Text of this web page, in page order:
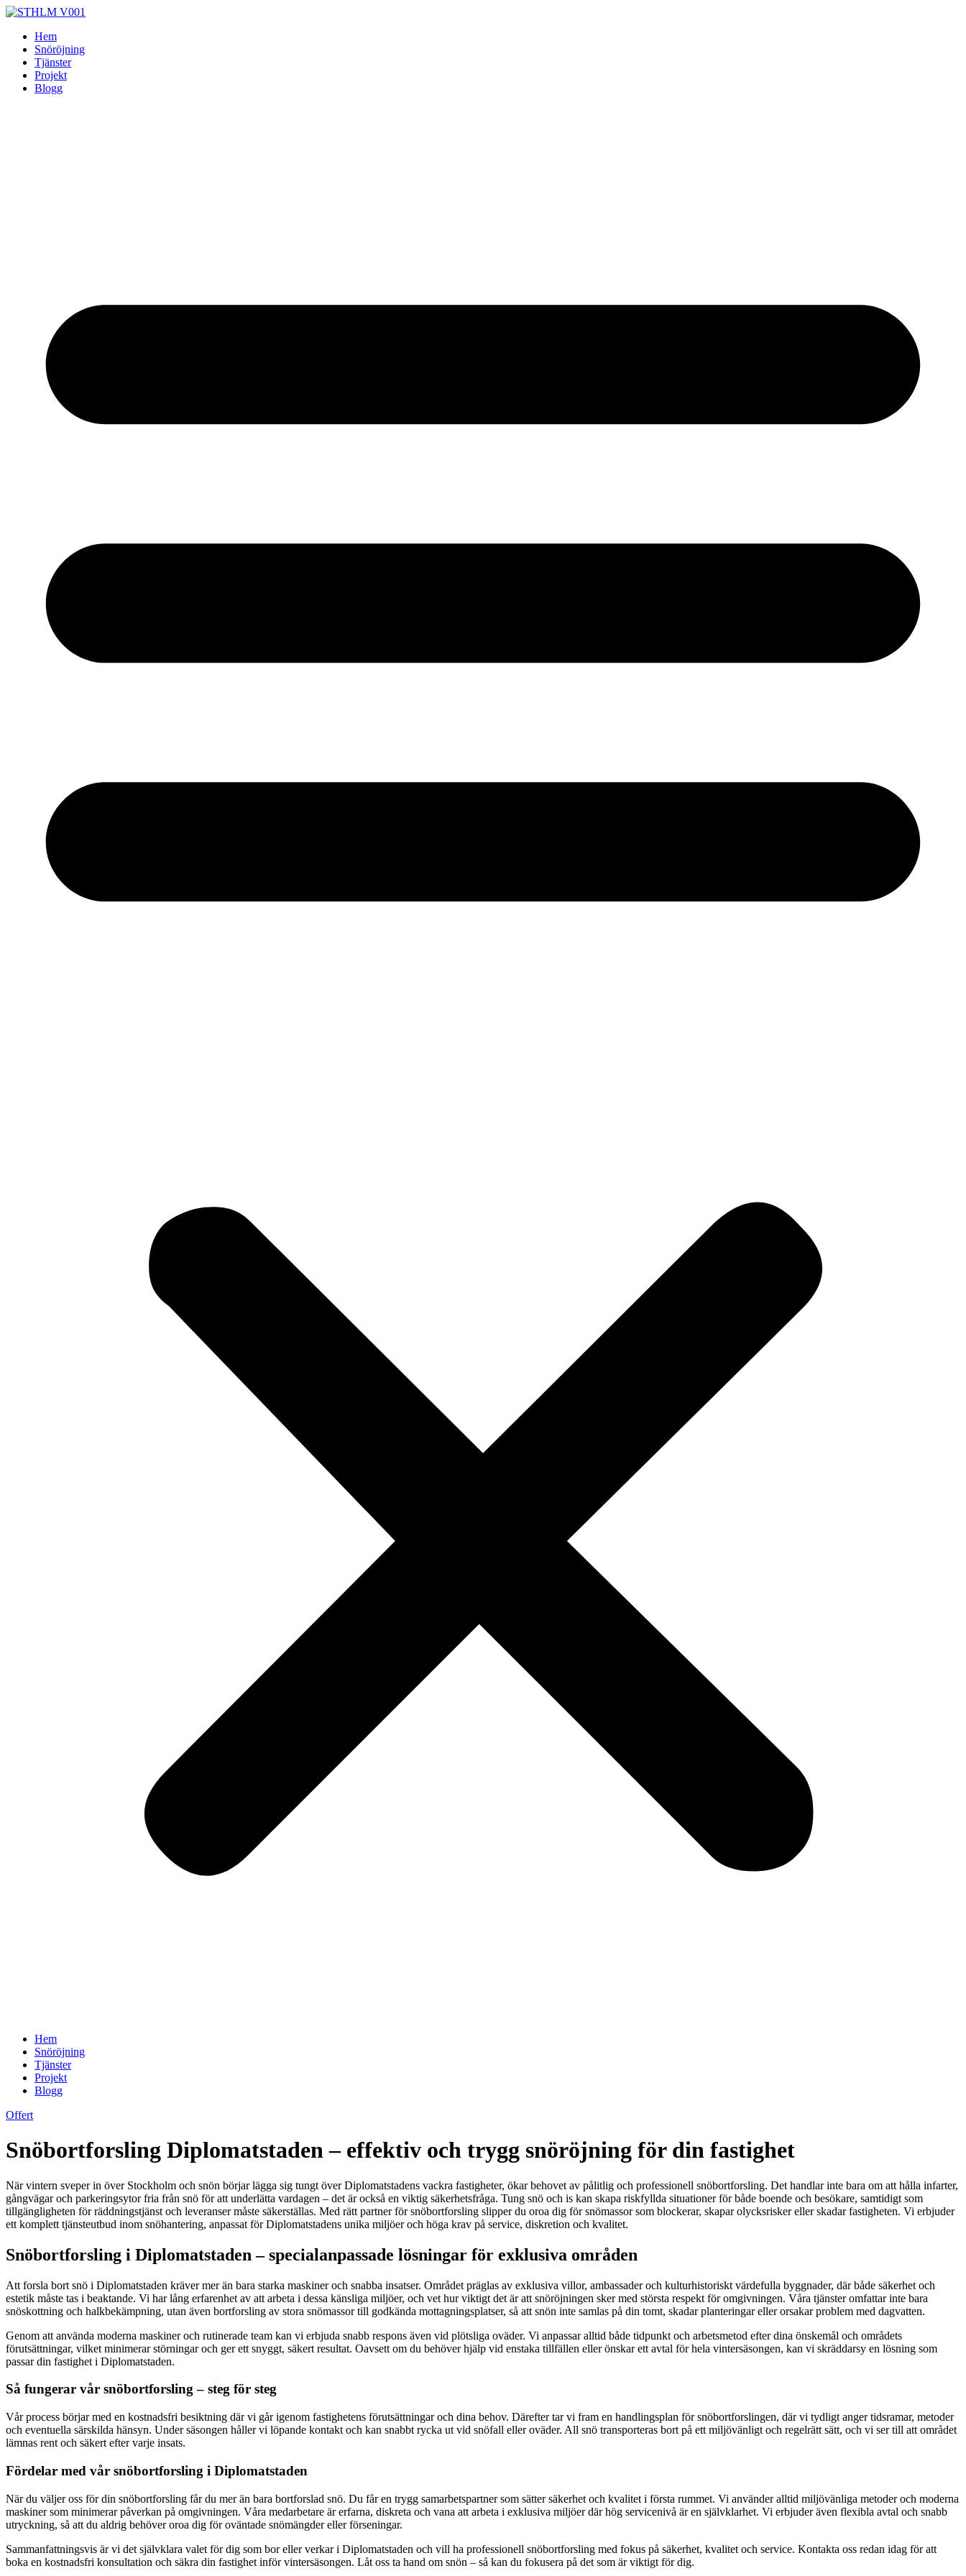
Skip
contentHem
Snöröjning
Tjänster
Projekt
Blogg
Hem
Snöröjning
Tjänster
Projekt
Blogg
Offert
Snöbortforsling Diplomatstaden – effektiv och trygg snöröjning för din fastighet
När vintern sveper in över Stockholm och snön börjar lägga sig tungt över Diplomatstadens vackra fastigheter, ökar behovet av pålitlig och professionell snöbortforsling. Det handlar inte bara om att hålla infarter,
gångvägar och parkeringsytor fria från snö för att underlätta vardagen – det är också en viktig säkerhetsfråga. Tung snö och is kan skapa riskfyllda situationer för både boende och besökare, samtidigt som
tillgängligheten för räddningstjänst och leveranser måste säkerställas. Med rätt partner för snöbortforsling slipper du oroa dig för snömassor som blockerar, skapar olycksrisker eller skadar fastigheten. Vi erbjuder
ett komplett tjänsteutbud inom snöhantering, anpassat för Diplomatstadens unika miljöer och höga krav på service, diskretion och kvalitet.
Snöbortforsling i Diplomatstaden – specialanpassade lösningar för exklusiva områden
Att forsla bort snö i Diplomatstaden kräver mer än bara starka maskiner och snabba insatser. Området präglas av exklusiva villor, ambassader och kulturhistoriskt värdefulla byggnader, där både säkerhet och
estetik måste tas i beaktande. Vi har lång erfarenhet av att arbeta i dessa känsliga miljöer, och vet hur viktigt det är att snöröjningen sker med största respekt för omgivningen. Våra tjänster omfattar inte bara
snöskottning och halkbekämpning, utan även bortforsling av stora snömassor till godkända mottagningsplatser, så att snön inte samlas på din tomt, skadar planteringar eller orsakar problem med dagvatten.
Genom att använda moderna maskiner och rutinerade team kan vi erbjuda snabb respons även vid plötsliga oväder. Vi anpassar alltid både tidpunkt och arbetsmetod efter dina önskemål och områdets
förutsättningar, vilket minimerar störningar och ger ett snyggt, säkert resultat. Oavsett om du behöver hjälp vid enstaka tillfällen eller önskar ett avtal för hela vintersäsongen, kan vi skräddarsy en lösning som
passar din fastighet i Diplomatstaden.
Så fungerar vår snöbortforsling – steg för steg
Vår process börjar med en kostnadsfri besiktning där vi går igenom fastighetens förutsättningar och dina behov. Därefter tar vi fram en handlingsplan för snöbortforslingen, där vi tydligt anger tidsramar, metoder
och eventuella särskilda hänsyn. Under säsongen håller vi löpande kontakt och kan snabbt rycka ut vid snöfall eller oväder. All snö transporteras bort på ett miljövänligt och regelrätt sätt, och vi ser till att området
lämnas rent och säkert efter varje insats.
Fördelar med vår snöbortforsling i Diplomatstaden
När du väljer oss för din snöbortforsling får du mer än bara bortforslad snö. Du får en trygg samarbetspartner som sätter säkerhet och kvalitet i första rummet. Vi använder alltid miljövänliga metoder och moderna
maskiner som minimerar påverkan på omgivningen. Våra medarbetare är erfarna, diskreta och vana att arbeta i exklusiva miljöer där hög servicenivå är en självklarhet. Vi erbjuder även flexibla avtal och snabb
utryckning, så att du aldrig behöver oroa dig för oväntade snömängder eller förseningar.
Sammanfattningsvis är vi det självklara valet för dig som bor eller verkar i Diplomatstaden och vill ha professionell snöbortforsling med fokus på säkerhet, kvalitet och service. Kontakta oss redan idag för att
boka en kostnadsfri konsultation och säkra din fastighet inför vintersäsongen. Låt oss ta hand om snön – så kan du fokusera på det som är viktigt för dig.